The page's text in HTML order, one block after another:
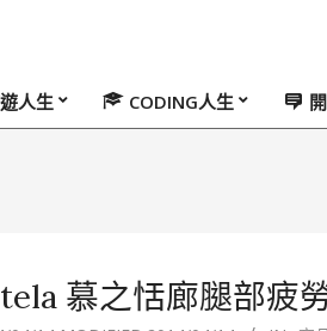
人生 CODING人生
慕之恬廊腿部疲